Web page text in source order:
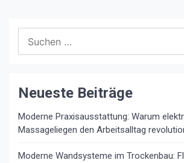
nach:
Neueste Beiträge
Moderne Praxisausstattung: Warum
Massageliegen den Arbeitsalltag
Moderne Wandsysteme im Trockenbau: